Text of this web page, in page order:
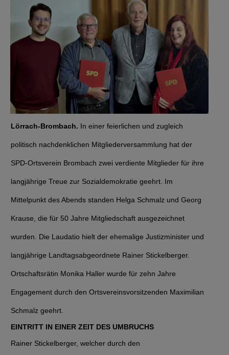
Lörrach-Brombach. In einer feierlichen und zugleich
politisch nachdenklichen Mitgliederversammlung hat der
SPD-Ortsverein Brombach zwei verdiente Mitglieder für ihre
langjährige Treue zur Sozialdemokratie geehrt. Im
Mittelpunkt des Abends standen Helga Schmalz und Georg
Krause, die für 50 Jahre Mitgliedschaft ausgezeichnet
wurden. Die Laudatio hielt der ehemalige Justizminister und
langjährige Landtagsabgeordnete Rainer Stickelberger.
Ortschaftsrätin Monika Haller wurde für zehn Jahre
Engagement durch den Ortsvereinsvorsitzenden Maximilian
Schmalz geehrt.
EINTRITT IN EINER ZEIT DES UMBRUCHS
Rainer Stickelberger, welcher durch den